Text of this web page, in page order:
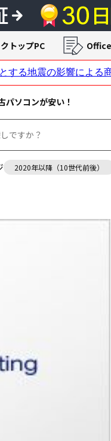
パソコンが安い！
2020年以降（10世代前後）
トップPC